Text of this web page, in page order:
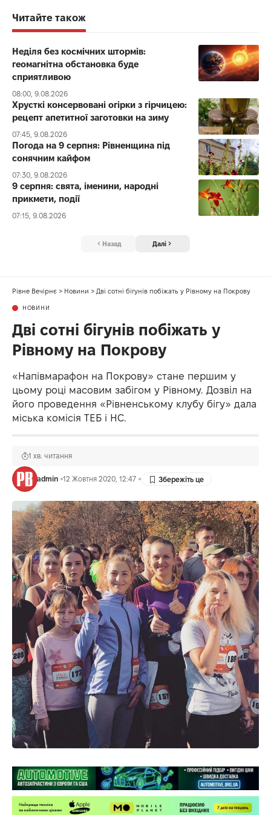
Читайте також
Неділя без космічних штормів:
геомагнітна обстановка буде
сприятливою
08:00, 9.08.2026
Хрусткі консервовані огірки з гірчицею:
рецепт апетитної заготовки на зиму
07:45, 9.08.2026
Погода на 9 серпня: Рівненщина під
сонячним кайфом
07:30, 9.08.2026
9 серпня: свята, іменини, народні
прикмети, події
07:15, 9.08.2026
Назад Далі
Рівне Вечірнє > Новини > Дві сотні бігунів побіжать у Рівному на Покрову
НОВИНИ
Дві сотні бігунів побіжать у
Рівному на Покрову
«Напівмарафон на Покрову» стане першим у
цьому році масовим забігом у Рівному. Дозвіл на
його проведення «Рівненському клубу бігу» дала
міська комісія ТЕБ і НС.
admin 12 Жовтня 2020, 12:47
1 хв. читання